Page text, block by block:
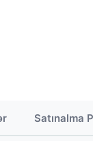
Satınalma